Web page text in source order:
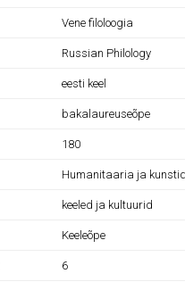
Vene filoloogia
Russian Philology
eesti keel
bakalaureuseõpe
180
Humanitaaria ja
keeled ja kultuurid
Keeleõpe
6